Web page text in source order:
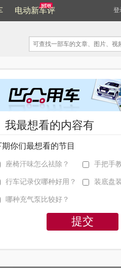
电动新车评 登
我最想看的内容有
期你们最想看的节目
座椅汗味怎么祛除？ 手把手
行车记录仪哪种好用？ 装底盘
哪种充气泵比较好？
提交